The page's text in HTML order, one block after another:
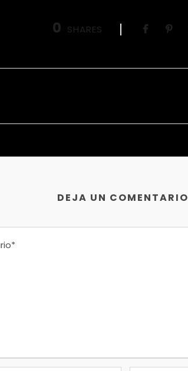
0 SHARES
DEJA UN COMENTARIO